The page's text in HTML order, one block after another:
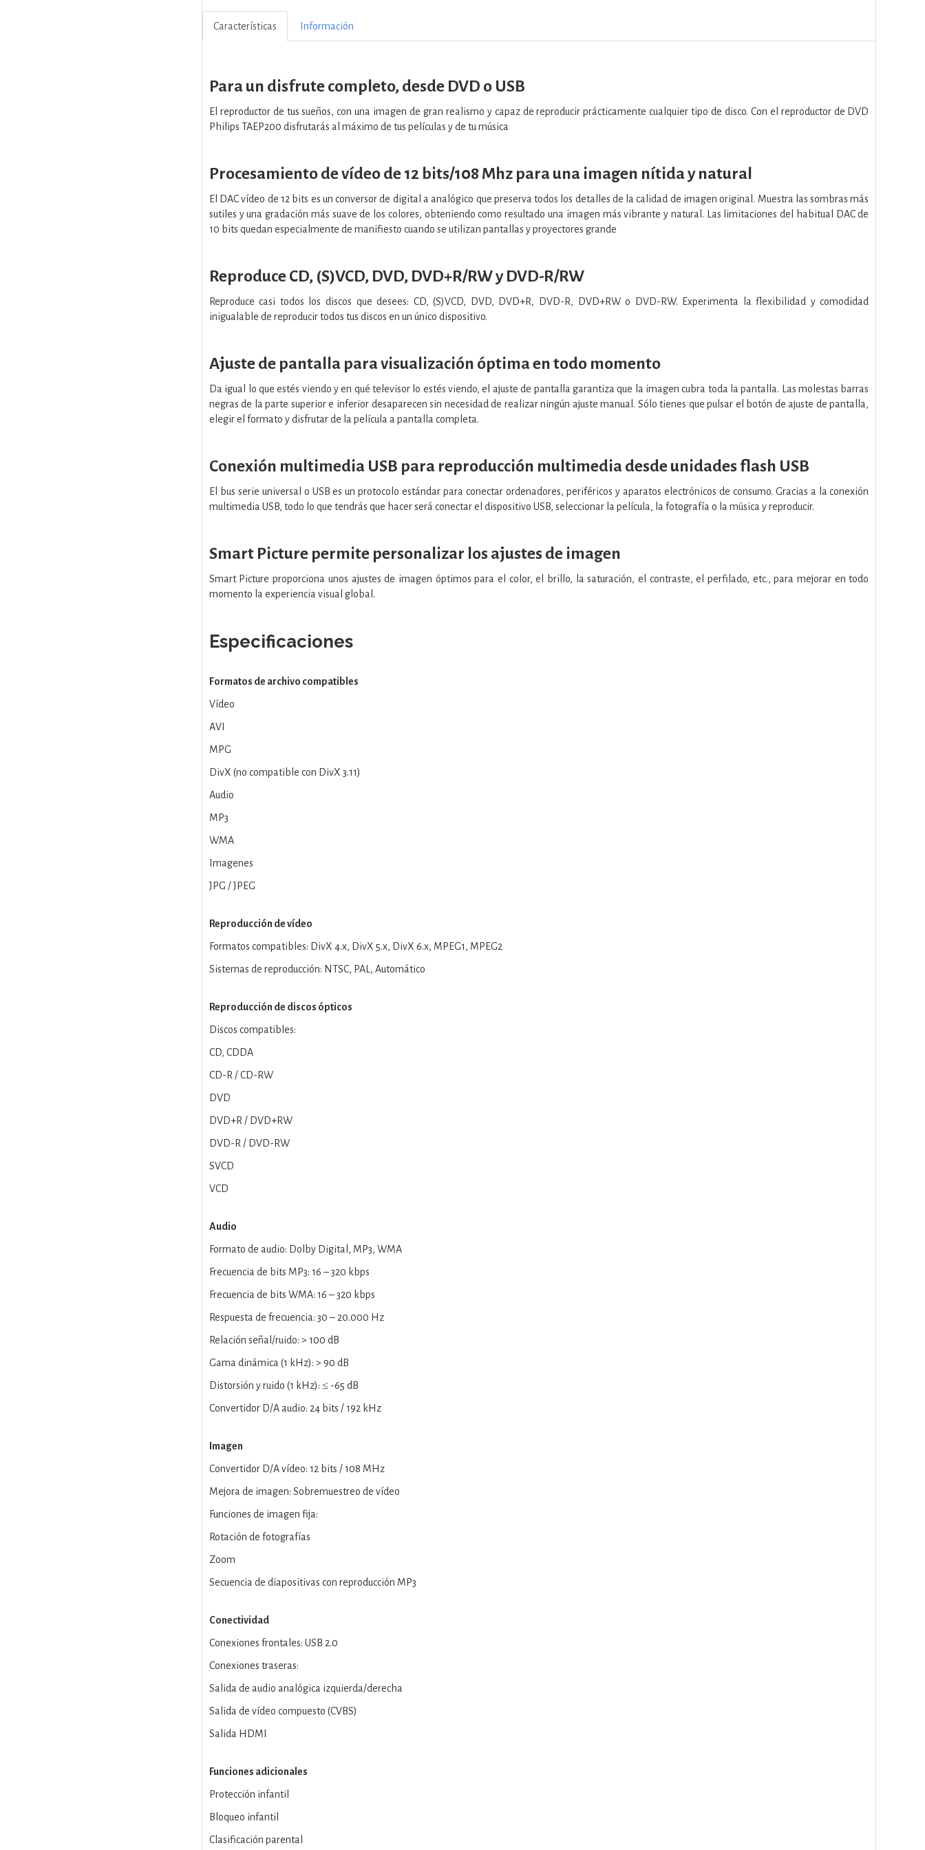
Características Información
Para un disfrute completo, desde DVD o USB
El reproductor de tus sueños, con una imagen de gran realismo y capaz de reproducir prácticamente cualquier tipo de disco. Con el reproductor de DVD
Philips TAEP200 disfrutarás al máximo de tus películas y de tu música
Procesamiento de vídeo de 12 bits/108 Mhz para una imagen nítida y natural
El DAC vídeo de 12 bits es un conversor de digital a analógico que preserva todos los detalles de la calidad de imagen original. Muestra las sombras más
sutiles y una gradación más suave de los colores, obteniendo como resultado una imagen más vibrante y natural. Las limitaciones del habitual DAC de
10 bits quedan especialmente de manifiesto cuando se utilizan pantallas y proyectores grande
Reproduce CD, (S)VCD, DVD, DVD+R/RW y DVD-R/RW
Reproduce casi todos los discos que desees: CD, (S)VCD, DVD, DVD+R, DVD-R, DVD+RW o DVD-RW. Experimenta la flexibilidad y comodidad
inigualable de reproducir todos tus discos en un único dispositivo.
Ajuste de pantalla para visualización óptima en todo momento
Da igual lo que estés viendo y en qué televisor lo estés viendo, el ajuste de pantalla garantiza que la imagen cubra toda la pantalla. Las molestas barras
negras de la parte superior e inferior desaparecen sin necesidad de realizar ningún ajuste manual. Sólo tienes que pulsar el botón de ajuste de pantalla,
elegir el formato y disfrutar de la película a pantalla completa.
Conexión multimedia USB para reproducción multimedia desde unidades flash USB
El bus serie universal o USB es un protocolo estándar para conectar ordenadores, periféricos y aparatos electrónicos de consumo. Gracias a la conexión
multimedia USB, todo lo que tendrás que hacer será conectar el dispositivo USB, seleccionar la película, la fotografía o la música y reproducir.
Smart Picture permite personalizar los ajustes de imagen
Smart Picture proporciona unos ajustes de imagen óptimos para el color, el brillo, la saturación, el contraste, el perfilado, etc., para mejorar en todo
momento la experiencia visual global.
Especificaciones
Formatos de archivo compatibles
Vídeo
AVI
MPG
DivX (no compatible con DivX 3.11)
Audio
MP3
WMA
Imagenes
JPG / JPEG
Reproducción de vídeo
Formatos compatibles: DivX 4.x, DivX 5.x, DivX 6.x, MPEG1, MPEG2
Sistemas de reproducción: NTSC, PAL, Automático
Reproducción de discos ópticos
Discos compatibles:
CD, CDDA
CD-R / CD-RW
DVD
DVD+R / DVD+RW
DVD-R / DVD-RW
SVCD
VCD
Audio
Formato de audio: Dolby Digital, MP3, WMA
Frecuencia de bits MP3: 16 – 320 kbps
Frecuencia de bits WMA: 16 – 320 kbps
Respuesta de frecuencia: 30 – 20.000 Hz
Relación señal/ruido: > 100 dB
Gama dinámica (1 kHz): > 90 dB
Distorsión y ruido (1 kHz): ≤ -65 dB
Convertidor D/A audio: 24 bits / 192 kHz
Imagen
Convertidor D/A vídeo: 12 bits / 108 MHz
Mejora de imagen: Sobremuestreo de vídeo
Funciones de imagen fija:
Rotación de fotografías
Zoom
Secuencia de diapositivas con reproducción MP3
Conectividad
Conexiones frontales: USB 2.0
Conexiones traseras:
Salida de audio analógica izquierda/derecha
Salida de vídeo compuesto (CVBS)
Salida HDMI
Funciones adicionales
Protección infantil
Bloqueo infantil
Clasificación parental